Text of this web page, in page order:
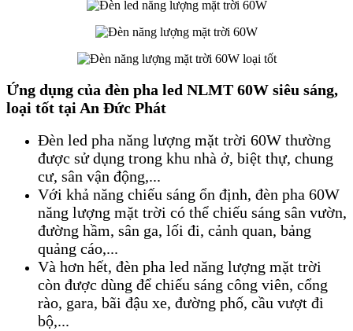
Ứng dụng của đèn pha led NLMT 60W siêu sáng,
loại tốt tại An Đức Phát
Đèn led pha năng lượng mặt trời 60W thường
được sử dụng trong khu nhà ở, biệt thự, chung
cư, sân vận động,...
Với khả năng chiếu sáng ổn định, đèn pha 60W
năng lượng mặt trời có thể chiếu sáng sân vườn,
đường hầm, sân ga, lối đi, cảnh quan, bảng
quảng cáo,...
Và hơn hết, đèn pha led năng lượng mặt trời
còn được dùng để chiếu sáng công viên, cổng
rào, gara, bãi đậu xe, đường phố, cầu vượt đi
bộ,...